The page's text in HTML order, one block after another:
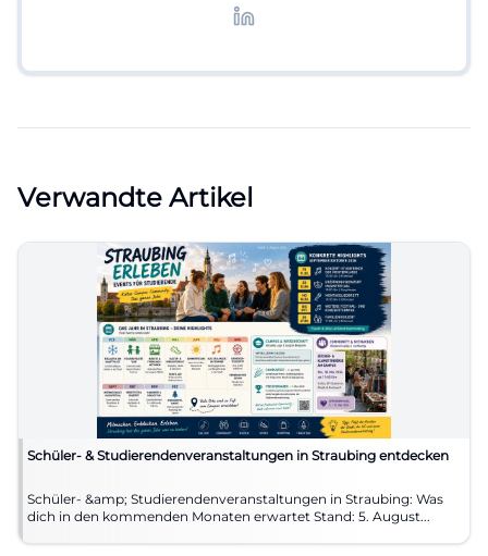
Verwandte Artikel
Schüler- & Studierendenveranstaltungen in Straubing entdecken
Schüler- &amp; Studierendenveranstaltungen in Straubing: Was
dich in den kommenden Monaten erwartet Stand: 5. August...